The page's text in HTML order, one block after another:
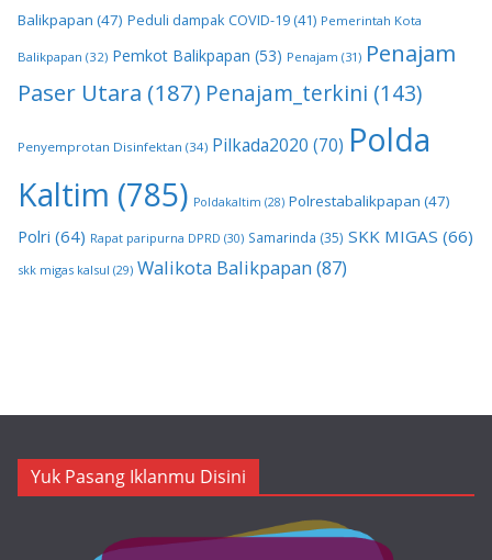
Balikpapan (47) Peduli dampak COVID-19 (41) Pemerintah Kota
Balikpapan (32) Pemkot Balikpapan (53) Penajam (31) Penajam
Paser Utara (187) Penajam_terkini (143)
Penyemprotan Disinfektan (34) Pilkada2020 (70) Polda
Kaltim (785) Poldakaltim (28) Polrestabalikpapan (47)
Polri (64) Rapat paripurna DPRD (30) Samarinda (35) SKK MIGAS (66)
skk migas kalsul (29) Walikota Balikpapan (87)
Yuk Pasang Iklanmu Disini